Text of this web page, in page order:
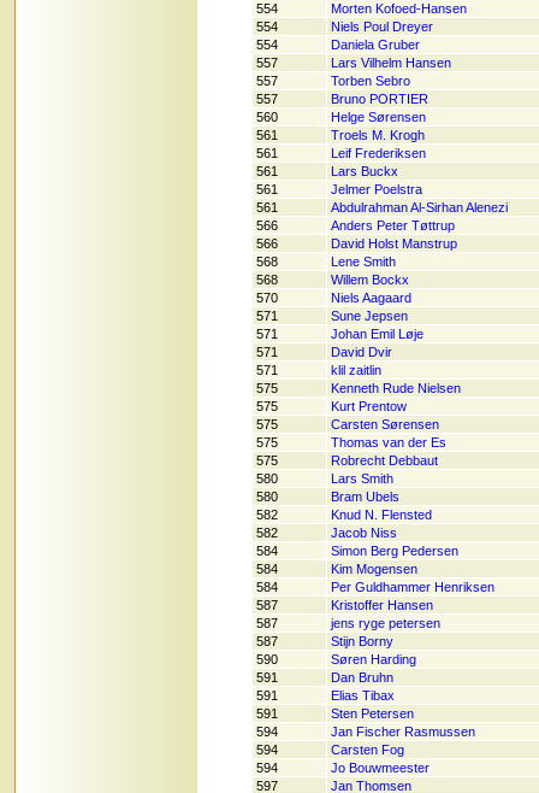
554
Morten Kofoed-Hansen
554
Niels Poul Dreyer
554
Daniela Gruber
557
Lars Vilhelm Hansen
557
Torben Sebro
557
Bruno PORTIER
560
Helge Sørensen
561
Troels M. Krogh
561
Leif Frederiksen
561
Lars Buckx
561
Jelmer Poelstra
561
Abdulrahman Al-Sirhan Alenezi
566
Anders Peter Tøttrup
566
David Holst Manstrup
568
Lene Smith
568
Willem Bockx
570
Niels Aagaard
571
Sune Jepsen
571
Johan Emil Løje
571
David Dvir
571
klil zaitlin
575
Kenneth Rude Nielsen
575
Kurt Prentow
575
Carsten Sørensen
575
Thomas van der Es
575
Robrecht Debbaut
580
Lars Smith
580
Bram Ubels
582
Knud N. Flensted
582
Jacob Niss
584
Simon Berg Pedersen
584
Kim Mogensen
584
Per Guldhammer Henriksen
587
Kristoffer Hansen
587
jens ryge petersen
587
Stijn Borny
590
Søren Harding
591
Dan Bruhn
591
Elias Tibax
591
Sten Petersen
594
Jan Fischer Rasmussen
594
Carsten Fog
594
Jo Bouwmeester
597
Jan Thomsen